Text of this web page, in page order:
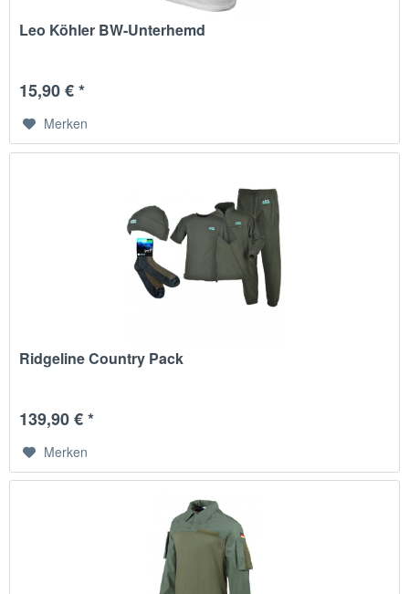
Leo Köhler BW-Unterhemd
15,90 € *
Merken
Ridgeline Country Pack
139,90 € *
Merken